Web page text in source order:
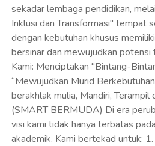
berintegrasi secara produktif di
Membentuk Karakter Unggul:
penanaman nilai-nilai luhur, etika,
Setiap "Bintang Demung" harus
tangguh, berempati, dan
Mewujudkan Sekolah Berbasis
berkomitmen untuk mengadopsi
metode pengajaran inovatif,
sebagai pusat pembelajaran
inspiratif di wilayah Situbondo.